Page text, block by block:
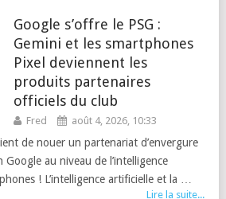
Google s’offre le PSG :
Gemini et les smartphones
Pixel deviennent les
produits partenaires
officiels du club
Fred août 4, 2026, 10:33
de nouer un partenariat d’envergure
Google au niveau de l’intelligence
! L’intelligence artificielle et la …
Lire la suite...